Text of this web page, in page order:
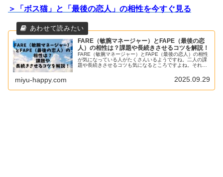
＞「ボス猫」と「最後の恋人」の相性を今すぐ見る
FARE（敏腕マネージャー）とFAPE（最後の恋
人）の相性は？課題や長続きさせるコツを解説！
FARE（敏腕マネージャー）とFAPE（最後の恋人）の相性
が気になっている人がたくさんいるようですね。二人の課
題や長続きさせるコツも気になるところですよね。それで
miyu-happy.com 2025.09.29